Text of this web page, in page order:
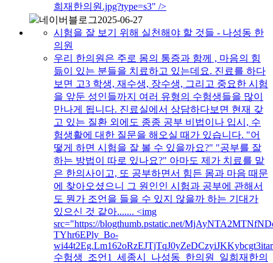
희재한의원.jpg?type=s3" />
네이버블로그2025-06-27
시험을 잘 보기 위해 실천해야 할 것들 - 나성동 한
의원
우리 한의원은 주로 몸의 통증과 함께 , 마음의 힘
듦이 있는 분들을 치료하고 있는데요. 진료를 하다
보면 고3 학생, 재수생, 장수생, 그리고 중요한 시험
을 앞둔 성인들까지 여러 유형의 수험생들을 많이
만나게 됩니다. 진료실에서 상담하다보면 현재 갖
고 있는 질환 외에도 종종 공부 비법이나 입시, 수
험생활에 대한 질문을 해오실 때가 있습니다. "어
떻게 하면 시험을 잘 볼 수 있을까요?" "공부를 잘
하는 방법이 따로 있나요?" 아마도 제가 치료를 맡
은 한의사이고, 또 공부하면서 힘든 몸과 마음 때문
에 찾아오셨으니 그 원인인 시험과 공부에 관해서
도 뭔가 조언을 들을 수 있지 않을까 하는 기대가
있으신 것 같아....... <img
src="https://blogthumb.pstatic.net/
TYhr6EPly_Bo-
수험생_조언1_세종시_나성동_한의원_일희재한의